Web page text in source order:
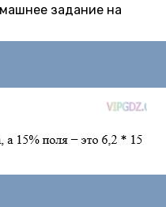
задание на